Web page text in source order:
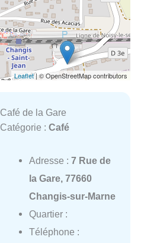
Leaflet| © OpenStreetMap contributors
Café de la Gare
Catégorie : Café
Adresse : 7 Rue de
la Gare, 77660
Changis-sur-Marne
Quartier :
Téléphone :